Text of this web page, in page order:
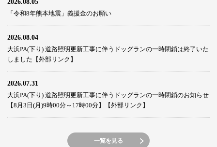
2026.08.05
「令和8年熊本地震」義援金のお願い
2026.08.04
大浜PA(下り) 道路照明更新工事に伴うドッグランの一時閉鎖は終了いた
しました【外部リンク】
2026.07.31
大浜PA(下り) 道路照明更新工事に伴うドッグランの一時閉鎖のお知らせ
【8月3日(月)9時00分～17時00分】【外部リンク】
一覧を見る